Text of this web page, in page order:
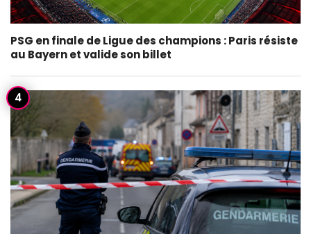
PSG en finale de Ligue des champions : Paris résiste
au Bayern et valide son billet